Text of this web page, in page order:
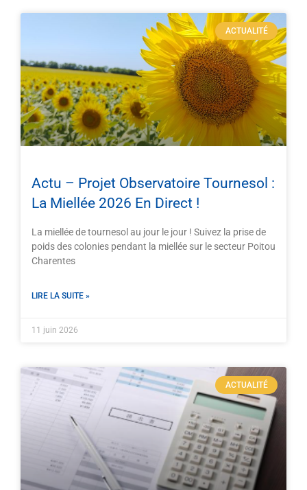
ACTUALITÉ
Actu – Projet Observatoire Tournesol :
La Miellée 2026 En Direct !
La miellée de tournesol au jour le jour ! Suivez la prise de
poids des colonies pendant la miellée sur le secteur Poitou
Charentes
LIRE LA SUITE »
11 juin 2026
ACTUALITÉ